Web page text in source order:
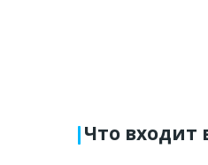
Что входит